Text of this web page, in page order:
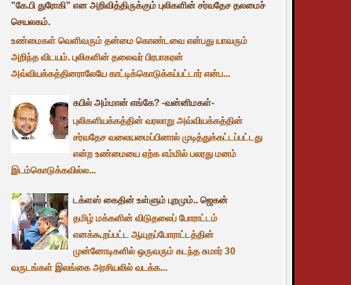
"கே.பி துரோகி" என அறிவித்திருக்கும் புலிகளின் சர்வதேச தலமைச்
செயலகம்.
உண்மைகள் வெளிவரும் தன்மை கொண்டவை என்பது யாவரும்
அறிந்த விடயம். புலிகளின் தலைவர் பிரபாகரன்
அவ்வியக்கத்தினராலேயே காட்டிக்கொடுக்கப்பட்டார் என்ப...
கபில் அம்மான் எங்கே? -வன்னிமகள்-
புலிகளியக்கத்தின் வரலாறு அவ்வியக்கத்தின்
சர்வதேச வலையமைப்பினால் முடித்துக்கட்டப்பட்டது
என்ற உண்மையை ஏற்க எம்மில் பலரது மனம்
இடம்கொடுக்கவில்ல...
டக்ளஸ் கைதின் உள்ளும் புறமும்.. ஜெகன்
தமிழ் மக்களின் விடுதலைப் போராட்டம்
எனக்கூறப்பட்ட ஆயுதப்போராட்டத்தின்
முன்னோடிகளில் ஒருவரும் கடந்த சுமார் 30
வருடங்கள் இலங்கை அரசியலில் வடக்க...